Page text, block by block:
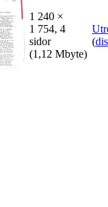
1 240 ×
1 754, 4
sidor
(1,12 Mbyte)
(